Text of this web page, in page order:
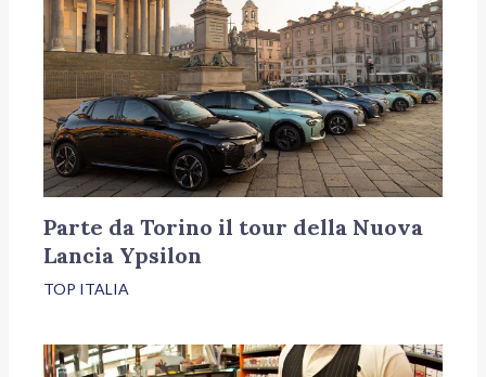
Parte da Torino il tour della Nuova
Lancia Ypsilon
TOP ITALIA